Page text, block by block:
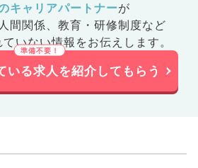
キャリアパートナーが
間関係、 教育・研修制度など
いない情報をお伝えします。
いる求人を紹介してもらう